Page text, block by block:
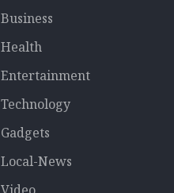
Business
Health
Entertainment
Technology
Gadgets
Local-News